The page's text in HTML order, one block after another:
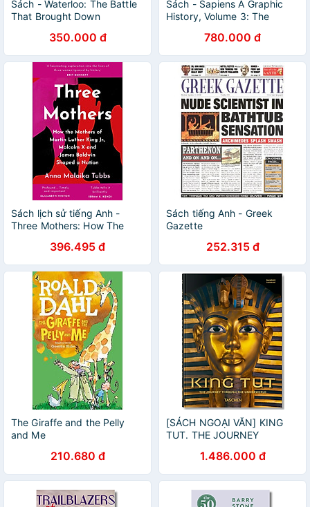
Sách - Waterloo: The Battle
That Brought Down
English History Book
350.000 đ
Sách - Sapiens A Graphic
History, Volume 3: The
(SAPIENS: A GRAPHIC
HISTORY, 3) by Yuval Noah
Harari
780.000 đ
Sách lịch sử tiếng Anh -
Three Mothers: How The
King Jr., Malcolm X And
James Baldwin Shaped A
Nation
396.495 đ
Sách tiếng Anh - Greek
Gazette
252.315 đ
The Giraffe and the Pelly
and Me
210.680 đ
[SÁCH NGOẠI VĂN] KING
TUT. THE JOURNEY
UNDERWORLD. 40TH ED. -
Sandro Vannini - Read
Station
1.486.000 đ